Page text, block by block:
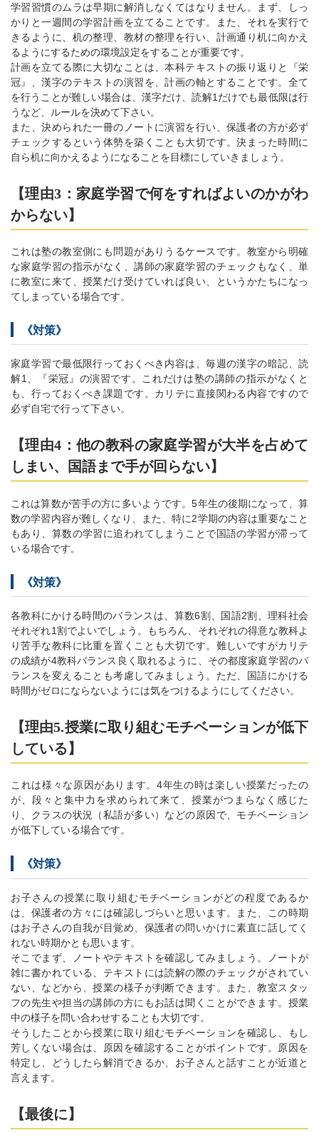
学習習慣のムラは早期に解消しなくてはなりません。まず、しっ
かりと一週間の学習計画を立てることです。また、それを実行で
きるように、机の整理、教材の整理を行い、計画通り机に向かえ
るようにするための環境設定をすることが重要です。
計画を立てる際に大切なことは、本科テキストの振り返りと『栄
冠』、漢字のテキストの演習を、計画の軸とすることです。全て
を行うことが難しい場合は、漢字だけ、読解1だけでも最低限は行
うなど、ルールを決めて下さい。
また、決められた一冊のノートに演習を行い、保護者の方が必ず
チェックするという体勢を築くことも大切です。決まった時間に
自ら机に向かえるようになることを目標にしていきましょう。
【理由3：家庭学習で何をすればよいのかがわ
からない】
これは塾の教室側にも問題がありうるケースです。教室から明確
な家庭学習の指示がなく、講師の家庭学習のチェックもなく、単
に教室に来て、授業だけ受けていれば良い、というかたちになっ
てしまっている場合です。
《対策》
家庭学習で最低限行っておくべき内容は、毎週の漢字の暗記、読
解1、『栄冠』の演習です。これだけは塾の講師の指示がなくと
も、行っておくべき課題です。カリテに直接関わる内容ですので
必ず自宅で行って下さい。
【理由4：他の教科の家庭学習が大半を占めて
しまい、国語まで手が回らない】
これは算数が苦手の方に多いようです。5年生の後期になって、算
数の学習内容が難しくなり、また、特に2学期の内容は重要なこと
もあり、算数の学習に追われてしまうことで国語の学習が滞って
いる場合です。
《対策》
各教科にかける時間のバランスは、算数6割、国語2割、理科社会
それぞれ1割でよいでしょう。もちろん、それぞれの得意な教科よ
り苦手な教科に比重を置くことも大切です。難しいですがカリテ
の成績が4教科バランス良く取れるように、その都度家庭学習のバ
ランスを変えることも考慮してみましょう。ただ、国語にかける
時間がゼロにならないようには気をつけるようにしてください。
【理由5.授業に取り組むモチベーションが低下
している】
これは様々な原因があります。4年生の時は楽しい授業だったの
が、段々と集中力を求められて来て、授業がつまらなく感じた
り、クラスの状況（私語が多い）などの原因で、モチベーション
が低下している場合です。
《対策》
お子さんの授業に取り組むモチベーションがどの程度であるか
は、保護者の方々には確認しづらいと思います。また、この時期
はお子さんの自我が目覚め、保護者の問いかけに素直に話してく
れない時期かとも思います。
そこでまず、ノートやテキストを確認してみましょう。ノートが
雑に書かれている、テキストには読解の際のチェックがされてい
ない、などから、授業の様子が判断できます。また、教室スタッ
フの先生や担当の講師の方にもお話は聞くことができます。授業
中の様子を問い合わせすることも大切です。
そうしたことから授業に取り組むモチベーションを確認し、もし
芳しくない場合は、原因を確認することがポイントです。原因を
特定し、どうしたら解消できるか、お子さんと話すことが近道と
言えます。
【最後に】